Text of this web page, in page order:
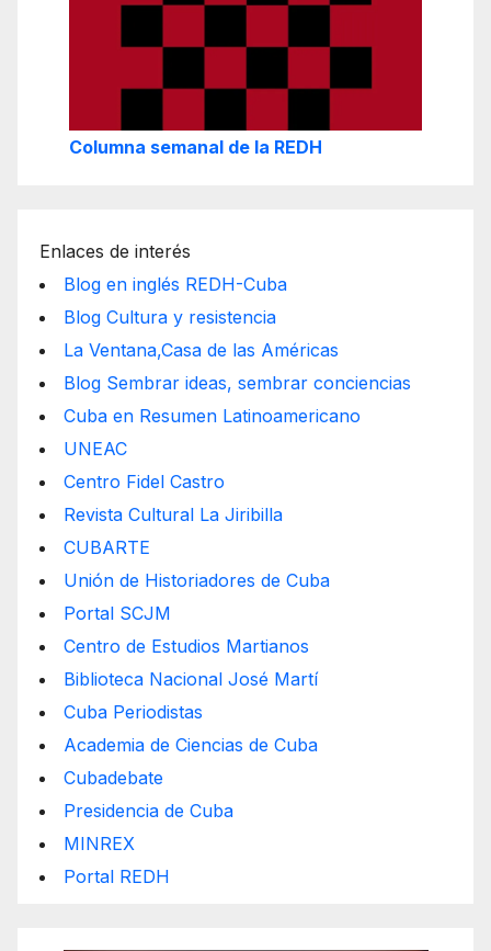
Columna semanal de la REDH
Enlaces de interés
Blog en inglés REDH-Cuba
Blog Cultura y resistencia
La Ventana,Casa de las Américas
Blog Sembrar ideas, sembrar conciencias
Cuba en Resumen Latinoamericano
UNEAC
Centro Fidel Castro
Revista Cultural La Jiribilla
CUBARTE
Unión de Historiadores de Cuba
Portal SCJM
Centro de Estudios Martianos
Biblioteca Nacional José Martí
Cuba Periodistas
Academia de Ciencias de Cuba
Cubadebate
Presidencia de Cuba
MINREX
Portal REDH